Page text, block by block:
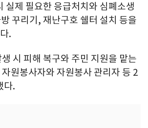
실제 필요한 응급처치와 심폐소생
꾸리기, 재난구호 쉘터 설치 등을
.
시 피해 복구와 주민 지원을 맡는
원봉사자와 자원봉사 관리자 등 2
다.